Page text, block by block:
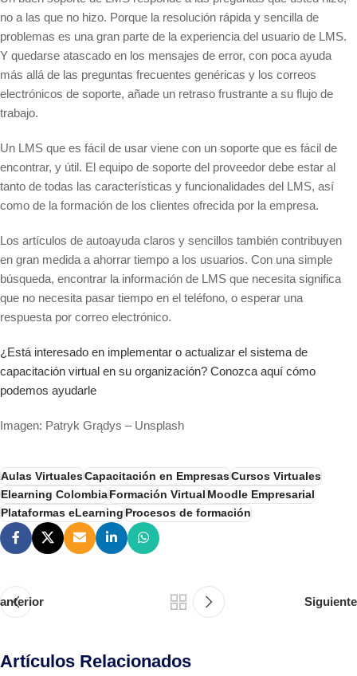
no a las que no hizo. Porque la resolución rápida y sencilla de
problemas es una gran parte de la experiencia del usuario de LMS.
Y quedarse atascado en los mensajes de error, con poca ayuda
más allá de las preguntas frecuentes genéricas y los correos
electrónicos de soporte, añade un retraso frustrante a su flujo de
trabajo.
Un LMS que es fácil de usar viene con un soporte que es fácil de
encontrar, y útil. El equipo de soporte del proveedor debe estar al
tanto de todas las características y funcionalidades del LMS, así
como de la formación de los clientes ofrecida por la empresa.
Los artículos de autoayuda claros y sencillos también contribuyen
en gran medida a ahorrar tiempo a los usuarios. Con una simple
búsqueda, encontrar la información de LMS que necesita significa
que no necesita pasar tiempo en el teléfono, o esperar una
respuesta por correo electrónico.
¿Está interesado en implementar o actualizar el sistema de
capacitación virtual en su organización? Conozca aquí cómo
podemos ayudarle
Imagen: Patryk Grądys – Unsplash
Aulas VirtualesCapacitación en EmpresasCursos Virtuales
Elearning ColombiaFormación Virtual Moodle Empresarial
Plataformas eLearning Procesos de formación
anterior Siguiente
Artículos Relacionados